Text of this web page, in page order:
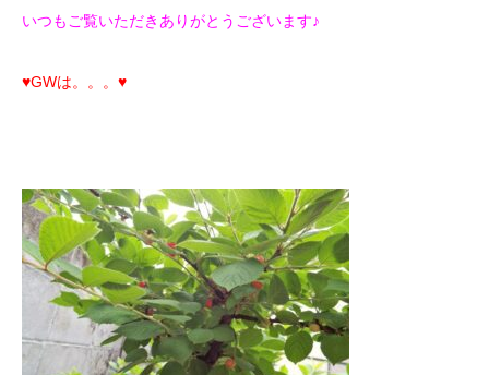
いつもご覧いただきありがとうございます♪
♥GWは。。。♥